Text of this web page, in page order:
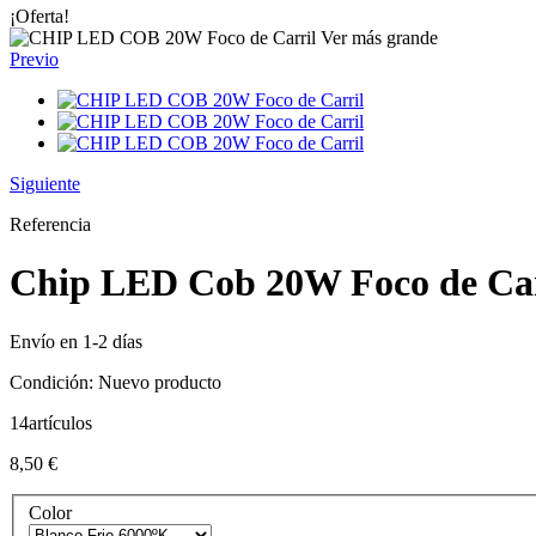
¡Oferta!
Ver más grande
Previo
Siguiente
Referencia
Chip LED Cob 20W Foco de
Envío en 1-2 días
Condición: Nuevo producto
14artículos
8,50 €
Color